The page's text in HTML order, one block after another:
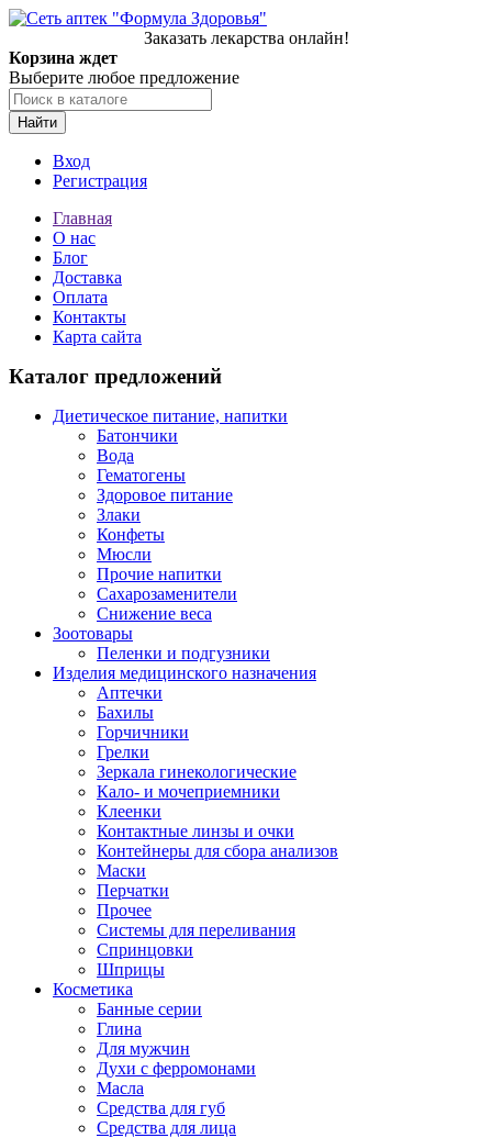
Заказать лекарства онлайн!
Корзина ждет
Выберите любое предложение
Найти
Вход
Регистрация
Главная
О нас
Блог
Доставка
Оплата
Контакты
Карта сайта
Каталог предложений
Диетическое питание, напитки
Батончики
Вода
Гематогены
Здоровое питание
Злаки
Конфеты
Мюсли
Прочие напитки
Сахарозаменители
Снижение веса
Зоотовары
Пеленки и подгузники
Изделия медицинского назначения
Аптечки
Бахилы
Горчичники
Грелки
Зеркала гинекологические
Кало- и мочеприемники
Клеенки
Контактные линзы и очки
Контейнеры для сбора анализов
Маски
Перчатки
Прочее
Системы для переливания
Спринцовки
Шприцы
Косметика
Банные серии
Глина
Для мужчин
Духи с ферромонами
Масла
Средства для губ
Средства для лица